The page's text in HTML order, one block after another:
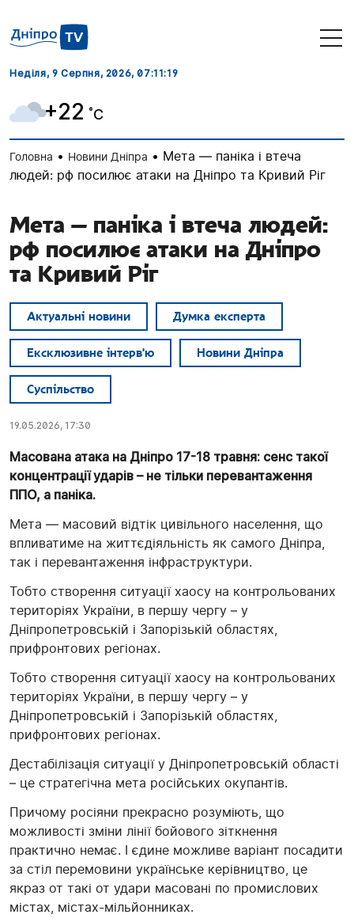
Неділя, 9 Серпня, 2026, 07:11:20
+22 ˚C
Головна • Новини Дніпра • Мета — паніка і втеча
людей: рф посилює атаки на Дніпро та Кривий Ріг
Мета — паніка і втеча людей:
рф посилює атаки на Дніпро
та Кривий Ріг
Актуальні новини Думка експерта
Ексклюзивне інтерв'ю Новини Дніпра
Суспільство
19.05.2026, 17:30
Масована атака на Дніпро 17-18 травня: сенс такої
концентрації ударів – не тільки перевантаження
ППО, а паніка.
Мета — масовий відтік цивільного населення, що
впливатиме на життєдіяльність як самого Дніпра,
так і перевантаження інфраструктури.
Тобто створення ситуації хаосу на контрольованих
територіях України, в першу чергу – у
Дніпропетровській і Запорізькій областях,
прифронтових регіонах.
Тобто створення ситуації хаосу на контрольованих
територіях України, в першу чергу – у
Дніпропетровській і Запорізькій областях,
прифронтових регіонах.
Дестабілізація ситуації у Дніпропетровській області
– це стратегічна мета російських окупантів.
Причому росіяни прекрасно розуміють, що
можливості зміни лінії бойового зіткнення
практично немає. І єдине можливе варіант посадити
за стіл перемовини українське керівництво, це
якраз от такі от удари масовані по промислових
містах, містах-мільйонниках.